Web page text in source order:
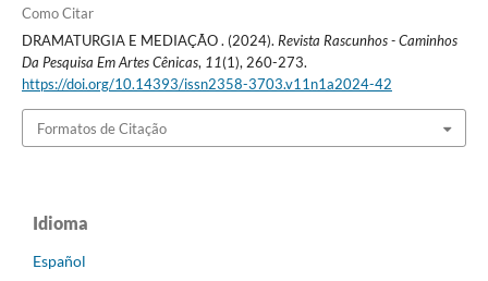
Como Citar
DRAMATURGIA E MEDIAÇÃO . (2024). Revista Rascunhos - Caminhos
Da Pesquisa Em Artes Cênicas, 11(1), 260-273.
https://doi.org/10.14393/issn2358-3703.v11n1a2024-42
Formatos de Citação
Idioma
Español